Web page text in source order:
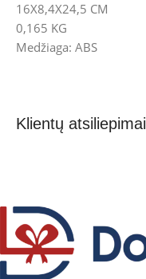
16X8,4X24,5 CM
0,165 KG
Medžiaga: ABS
Klientų atsiliepimai